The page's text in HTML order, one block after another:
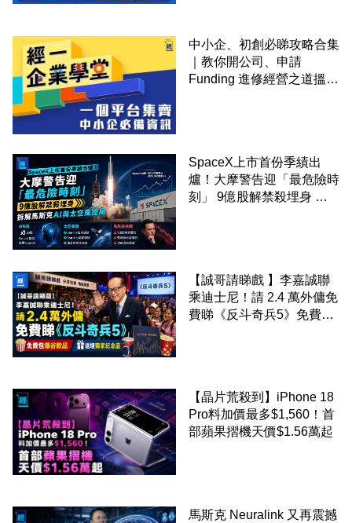
中小企、初創必睇攻略合集
｜教你開公司、申請
Funding 進修經營之道搵大
SpaceX上市首份季績出
爐！大摩警告迎「最危險時
刻」 9億股解禁殺埋身 拆
【誠哥請睇戲 】李嘉誠聯
乘迪士尼！請 2.4 萬外傭免
費睇《反斗奇兵5》免費包
【晶片荒殺到】iPhone 18
Pro料加價最多$1,560！首
部蘋果摺機天價$1.56萬起
馬斯克 Neuralink 又再震撼